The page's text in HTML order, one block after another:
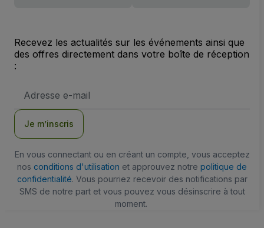
Recevez les actualités sur les événements ainsi que
des offres directement dans votre boîte de réception
:
e-
Je m’inscris
En vous connectant ou en créant un compte, vous acceptez
nos conditions d'utilisation et approuvez notre politique de
confidentialité. Vous pourriez recevoir des notifications par
SMS de notre part et vous pouvez vous désinscrire à tout
moment.